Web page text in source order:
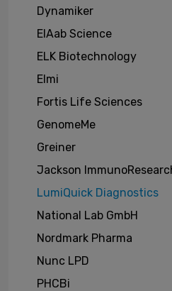
Dynamiker
EIAab Science
ELK Biotechnology
Elmi
Fortis Life Sciences
GenomeMe
Greiner
Jackson
LumiQuick Diagnostics
National Lab GmbH
Nordmark Pharma
Nunc LPD
PHCBi